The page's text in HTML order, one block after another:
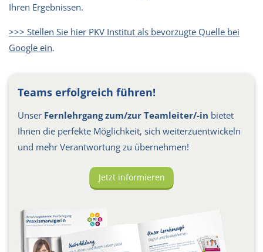
Ihren Ergebnissen.
>>> Stellen Sie hier PKV Institut als bevorzugte Quelle bei
Google ein.
Teams erfolgreich führen!
Unser Fernlehrgang zum/zur Teamleiter/-in bietet
Ihnen die perfekte Möglichkeit, sich weiterzuentwickeln
und mehr Verantwortung zu übernehmen!
Jetzt informieren